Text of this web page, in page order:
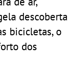
descoberta
bicicletas, o
dos